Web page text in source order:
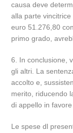
causa deve
alla parte
euro 51.276,80
primo grado,
6. In conclusione,
gli altri. La
accolto e,
merito, riducendo
di appello in
Le spese dl